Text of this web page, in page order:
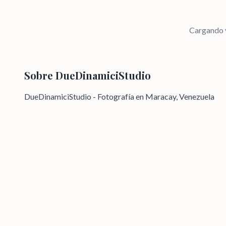
Cargando
Sobre DueDinamiciStudio
DueDinamiciStudio - Fotografía en Maracay, Venezuela